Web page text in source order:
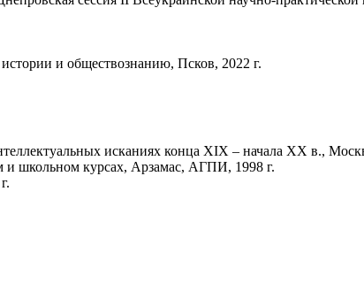
и обществознанию, Псков, 2022 г.
исканиях конца XIX – начала ХХ в.,
и школьном курсах, Арзамас, АГПИ, 1998 г.